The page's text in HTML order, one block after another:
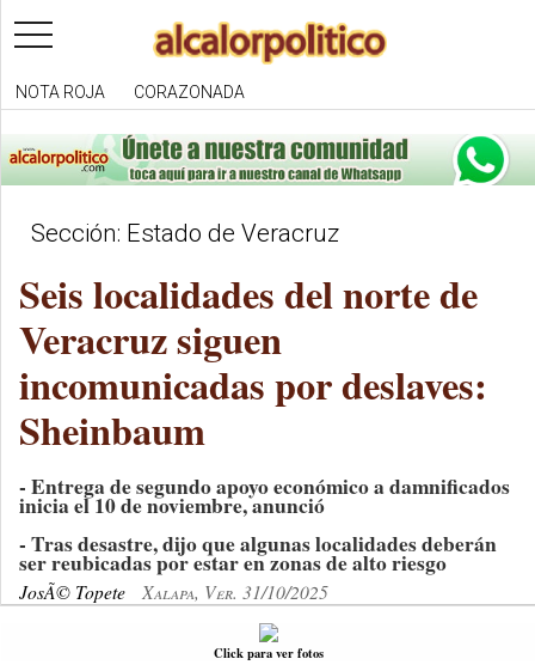
toggle
navigation
NOTA ROJA CORAZONADA
Sección: Estado de Veracruz
Seis localidades del norte de
Veracruz siguen
incomunicadas por deslaves:
Sheinbaum
- Entrega de segundo apoyo económico a damnificados
inicia el 10 de noviembre, anunció
- Tras desastre, dijo que algunas localidades deberán
ser reubicadas por estar en zonas de alto riesgo
JosÃ© Topete Xalapa, Ver. 31/10/2025
Click para ver fotos